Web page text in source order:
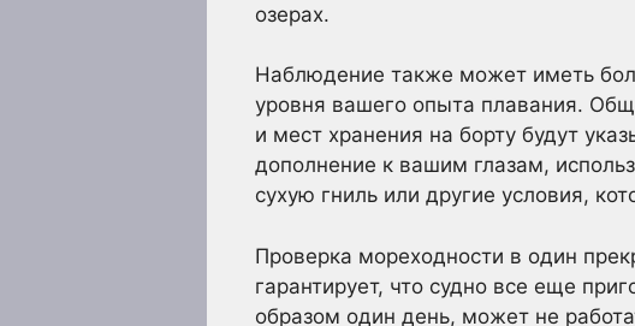
озерах.
Наблюдение также может иметь
уровня вашего опыта плавания.
и мест хранения на борту будут
дополнение к вашим глазам,
сухую гниль или другие условия,
Проверка мореходности в один
гарантирует, что судно все еще
образом один день, может не